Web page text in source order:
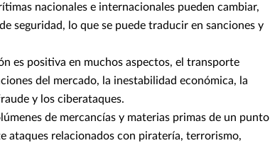
nacionales e internacionales pueden cambiar,
seguridad, lo que se puede traducir en sanciones y
es positiva en muchos aspectos, el transporte
del mercado, la inestabilidad económica, la
y los ciberataques.
de mercancías y materias primas de un punto
ataques relacionados con piratería, terrorismo,